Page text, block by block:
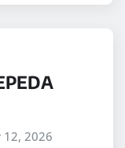
12, 2026